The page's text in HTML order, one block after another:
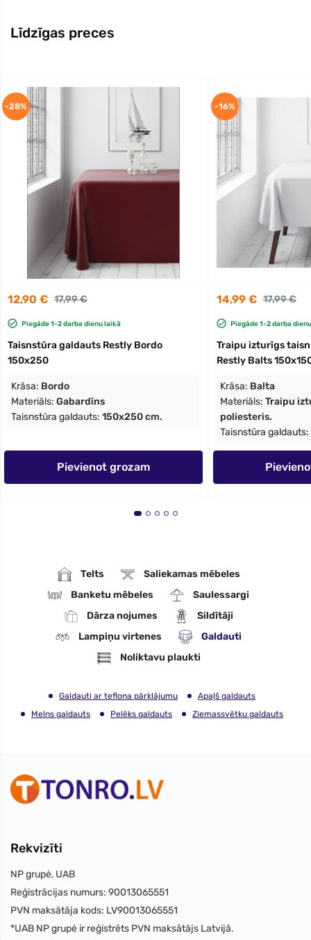
Līdzīgas preces
12,90 € 17,99 €
Piegāde 1-2 darba dienu laikā
Taisnstūra galdauts Restly Bordo
150x250
Krāsa: Bordo
Materiāls: Gabardīns
Taisnstūra galdauts: 150x250 cm.
Pievienot grozam
-28%
14,99 € 17,99 €
Piegāde 1-2 darba
Traipu izturīgs
Restly Balts
Krāsa: Balta
Materiāls: Traipu
poliesteris.
Taisnstūra galdauts:
-16%
Telts
Saliekamas mēbeles
Banketu mēbeles
Saulessargi
Dārza nojumes
Sildītāji
Lampiņu virtenes
Galdauti
Noliktavu plaukti
Galdauti ar teflona pārklājumu
Apaļš galdauts
Melns galdauts
Pelēks galdauts Ziemassvētku galdauts
Rekvizīti
NP grupė, UAB
Reģistrācijas numurs: 90013065551
PVN maksātāja kods: LV90013065551
*UAB NP grupė ir reģistrēts PVN maksātājs Latvijā.